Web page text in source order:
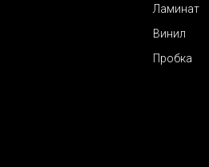
Ламинат
Винил
Пробка